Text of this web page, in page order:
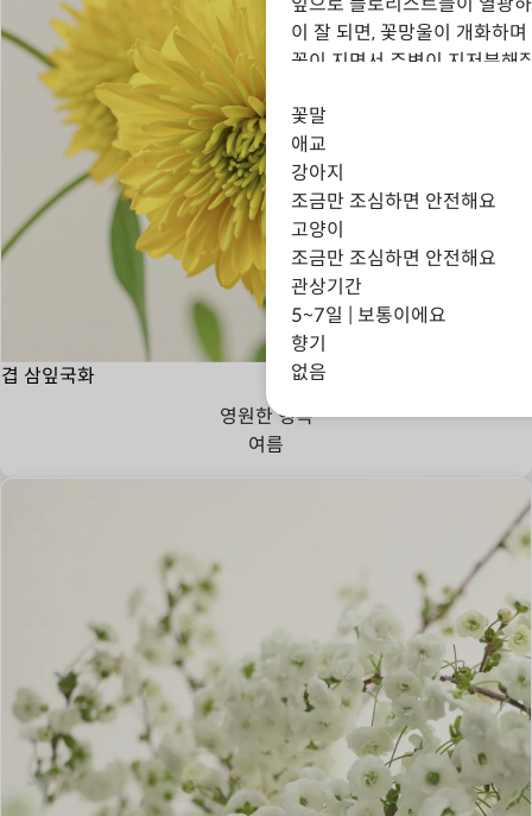
겹 삼잎국화
영원한 행복
여름
이 잘 되면, 꽃망울이 개화하
꽃이 지면서 주변이 지저분해
꽃말
애교
강아지
조금만 조심하면 안전해요
고양이
조금만 조심하면 안전해요
관상기간
5~7일 | 보통이에요
향기
없음